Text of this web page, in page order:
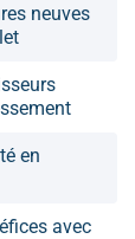
neuves
en
avec